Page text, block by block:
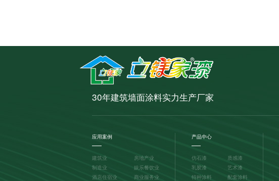
30年建筑墙面涂料实力生产厂家
应用案例
建筑业
房地产业
制造业
娱乐餐饮业
酒店住宿业
商业服务业
产品中心
仿石漆
质感漆
乳胶漆
艺术漆
特种涂料
配套涂料